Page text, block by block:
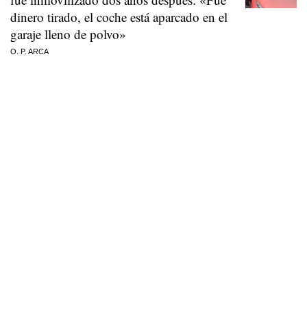
dinero tirado, el coche está aparcado en el
garaje lleno de polvo»
O. P. ARCA